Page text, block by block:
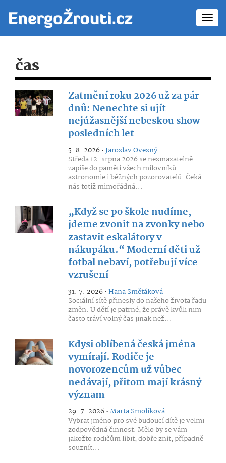
čas
Zatmění roku 2026 už za pár
dnů: Nenechte si ujít
nejúžasnější nebeskou show
posledních let
5. 8. 2026 •Jaroslav Ovesný
Středa 12. srpna 2026 se nesmazatelně
zapíše do paměti všech milovníků
astronomie i běžných pozorovatelů. Čeká
nás totiž mimořádná...
„Když se po škole nudíme,
jdeme zvonit na zvonky nebo
zastavit eskalátory v
nákupáku.“ Moderní děti už
fotbal nebaví, potřebují více
vzrušení
31. 7. 2026 •Hana Smětáková
Sociální sítě přinesly do našeho života řadu
změn. U dětí je patrné, že právě kvůli nim
často tráví volný čas jinak než...
Kdysi oblíbená česká jména
vymírají. Rodiče je
novorozencům už vůbec
nedávají, přitom mají krásný
význam
29. 7. 2026 •Marta Smolíková
Vybrat jméno pro své budoucí dítě je velmi
zodpovědná činnost. Mělo by se vám
jakožto rodičům líbit, dobře znít, případně
souznít...